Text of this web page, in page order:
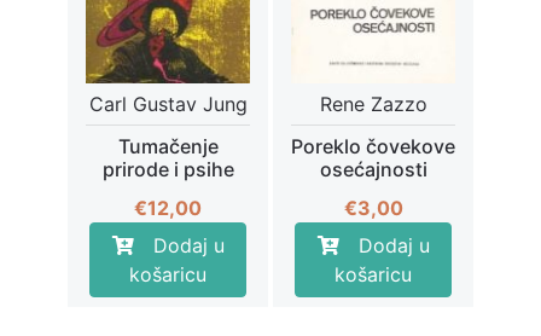
Carl Gustav Jung
Tumačenje
prirode i psihe
€12,00
Dodaj u
košaricu
Rene Zazzo
Poreklo čovekove
osećajnosti
€3,00
Dodaj u
košaricu